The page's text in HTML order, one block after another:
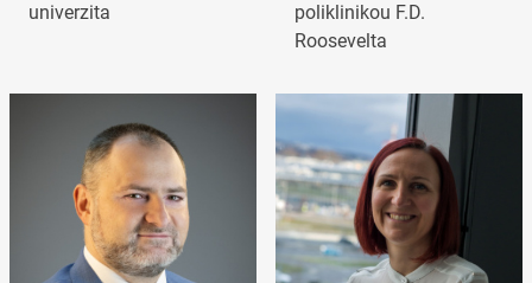
univerzita
poliklinikou F.D.
Roosevelta